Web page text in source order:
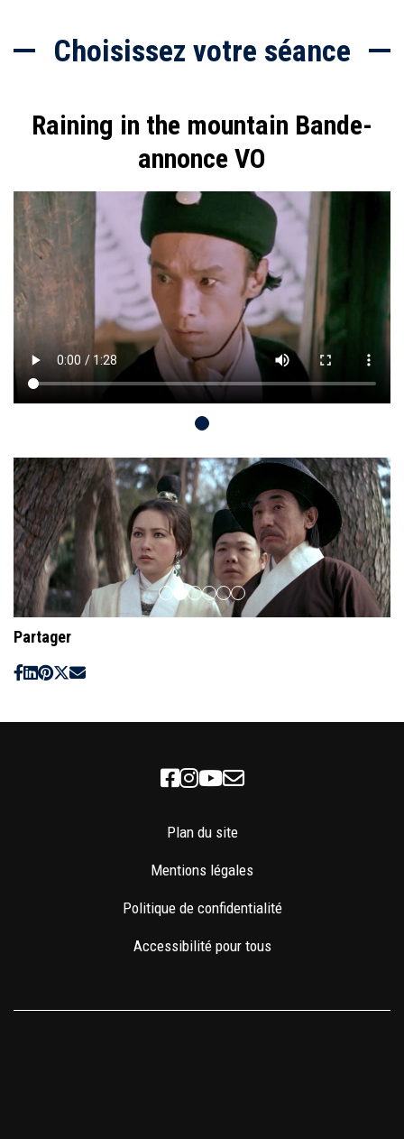
Choisissez votre séance
Raining in the mountain Bande-
annonce VO
Partager
Facebook
Instagram
Youtube
Newsletter
Plan du site
Mentions légales
Politique de confidentialité
Accessibilité pour tous